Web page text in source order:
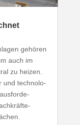
gehören
auch im
zu heizen.
und tech­no­lo­